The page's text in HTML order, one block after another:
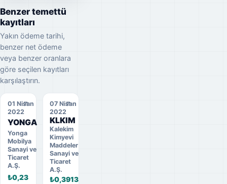
Benzer temettü
kayıtları
Yakın ödeme tarihi,
benzer net ödeme
veya benzer oranlara
göre seçilen kayıtları
karşılaştırın.
01 Nisan
2022
YONGA
Yonga
Mobilya
Sanayi ve
Ticaret
A.Ş.
₺0,23
07 Nisan
2022
KLKIM
Kalekim
Kimyevi
Maddeler
Sanayi ve
Ticaret
A.Ş.
₺0,3913